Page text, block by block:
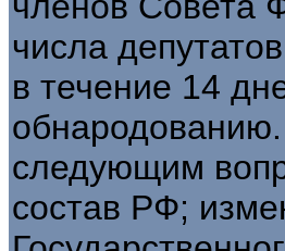
числа
в течение 14
следующим
состав РФ;